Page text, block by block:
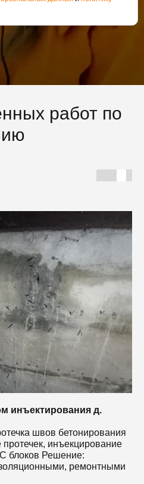
работ по
инъектирования д.
швов бетонирования
инъекцирование
блоков Решение:
ремонтными